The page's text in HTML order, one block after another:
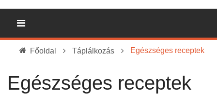
Főoldal Táplálkozás Egészséges receptek
Egészséges receptek